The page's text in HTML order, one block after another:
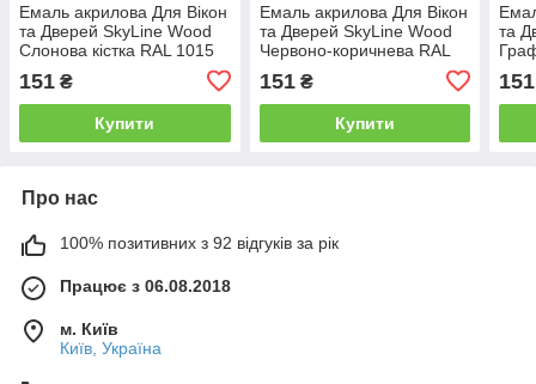
Емаль акрилова Для Вікон
та Дверей SkyLine Wood
Слонова кістка RAL 1015
151 ₴
Купити
Емаль акрилова Для Вікон
та Дверей SkyLine Wood
Червоно-коричнева RAL
151₴
Купити
та
151
Про нас
100% позитивних з 92 відгуків за рік
Працює з 06.08.2018
м. Київ
Київ, Україна